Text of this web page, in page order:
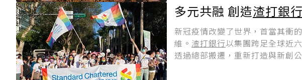
多元共融 創造渣打銀行
新冠疫情改變了世界，首當其衝
維。 渣打銀行以集團跨足全球近
透過總部搬遷，重新打造與新創